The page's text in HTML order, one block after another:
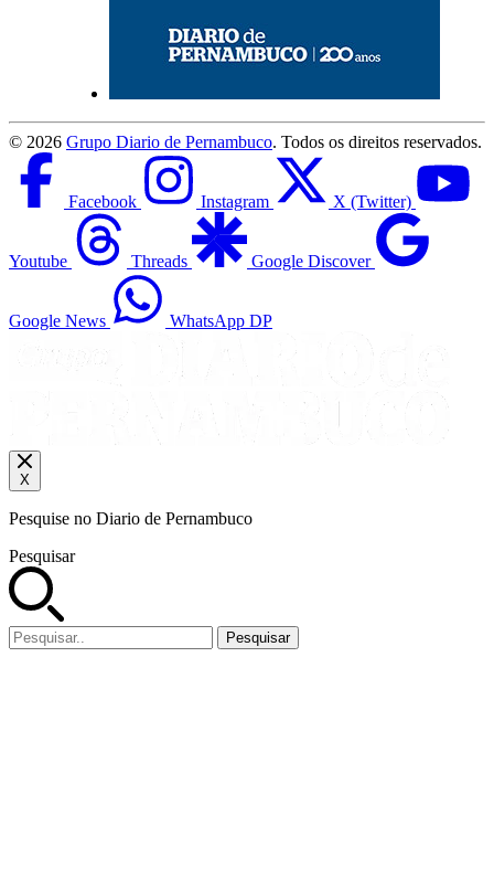
© 2026 Grupo Diario de Pernambuco. Todos os direitos reservados.
Facebook Instagram X (Twitter)
Youtube Threads Google Discover
Google News WhatsApp DP
X
Pesquise no Diario de Pernambuco
Pesquisar
Pesquisar